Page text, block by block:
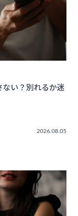
い？別れるか迷
2026.08.05